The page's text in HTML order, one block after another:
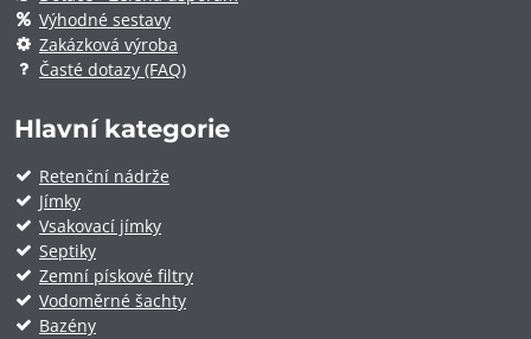
Výhodné sestavy
Zakázková výroba
Časté dotazy (FAQ)
Hlavní kategorie
Retenční nádrže
Jímky
Vsakovací jímky
Septiky
Zemní pískové filtry
Vodoměrné šachty
Bazény